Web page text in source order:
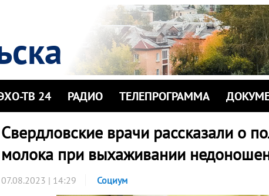
ТВ 24 РАДИО ТЕЛЕПРОГРАММА
Свердловские врачи рассказали о
молока при выхаживании
07.08.2023 | 14:29 Социум